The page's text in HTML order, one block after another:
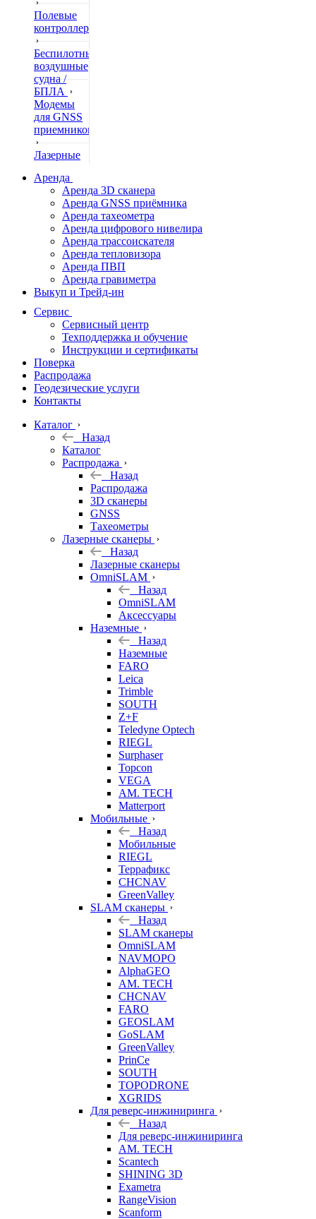
Полевые
контроллеры
Беспилотные
воздушные
судна /
БПЛА
Модемы
для GNSS
приемников
Лазерные
Нивелиры
Теодолиты
Трассоискатели
Неразрушающий
контроль
Аксессуары
Софт
Георадары
Акции
Гидрография
Подбор
оборудования
по задачам
Архив
Геодезическое
оборудование
Аренда
Аренда 3D сканера
Аренда GNSS приёмника
Аренда тахеометра
Аренда цифрового нивелира
Аренда трассоискателя
Аренда тепловизора
Аренда ПВП
Аренда гравиметра
Выкуп и Трейд-ин
Сервис
Сервисный центр
Техподдержка и обучение
Инструкции и сертификаты
Поверка
Распродажа
Геодезические услуги
Контакты
Каталог
Назад
Каталог
Распродажа
Назад
Распродажа
3D сканеры
GNSS
Тахеометры
Лазерные сканеры
Назад
Лазерные сканеры
OmniSLAM
Назад
OmniSLAM
Аксессуары
Наземные
Назад
Наземные
FARO
Leica
Trimble
SOUTH
Z+F
Teledyne Optech
RIEGL
Surphaser
Topcon
VEGA
AM. TECH
Matterport
Мобильные
Назад
Мобильные
RIEGL
Террафикс
CHCNAV
GreenValley
SLAM сканеры
Назад
SLAM сканеры
OmniSLAM
NAVMOPO
AlphaGEO
AM. TECH
CHCNAV
FARO
GEOSLAM
GoSLAM
GreenValley
PrinCe
SOUTH
TOPODRONE
XGRIDS
Для реверс-инжиниринга
Назад
Для реверс-инжиниринга
AM. TECH
Scantech
SHINING 3D
Exametra
RangeVision
Scanform